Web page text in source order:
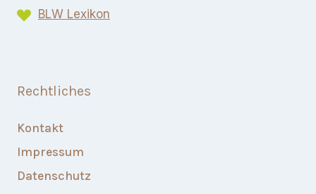
BLW Lexikon​
Rechtliches
Kontakt
Impressum
Datenschutz